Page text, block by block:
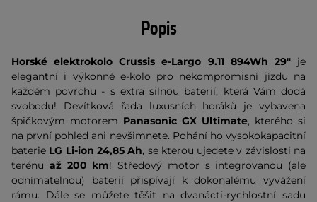
Popis
Horské elektrokolo Crussis e-Largo 9.11 894Wh 29"je
elegantní i výkonné e-kolo pro nekompromisní jízdu na
každém povrchu - s extra silnou baterií, která Vám dodá
svobodu! Devítková řada luxusních horáků je vybavena
špičkovým motorem Panasonic GX Ultimate, kterého si
na první pohled ani nevšimnete. Pohání ho vysokokapacitní
baterie LG Li-ion 24,85 Ah, se kterou ujedete v závislosti na
terénu až 200 km! Středový motor s integrovanou (ale
odnímatelnou) baterií přispívají k dokonalému vyvážení
rámu. Dále se můžete těšit na dvanácti-rychlostní sadu